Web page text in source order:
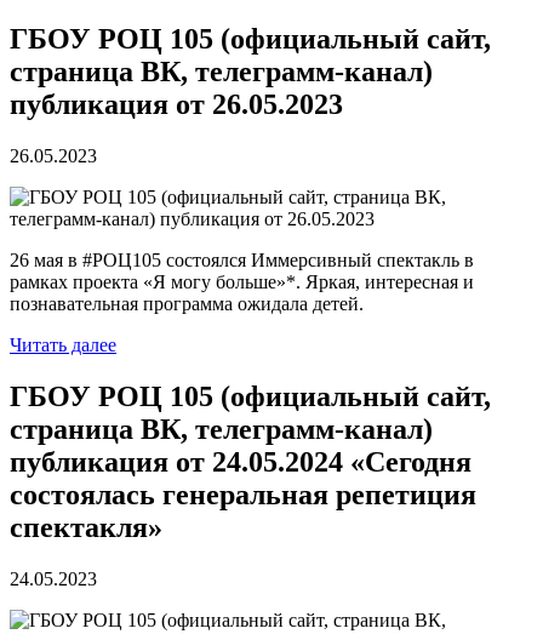
ГБОУ РОЦ 105 (официальный сайт,
страница ВК, телеграмм-канал)
публикация от 26.05.2023
26.05.2023
26 мая в #РОЦ105 состоялся Иммерсивный спектакль в
рамках проекта «Я могу больше»*. Яркая, интересная и
познавательная программа ожидала детей.
Читать далее
ГБОУ РОЦ 105 (официальный сайт,
страница ВК, телеграмм-канал)
публикация от 24.05.2024 «Сегодня
состоялась генеральная репетиция
спектакля»
24.05.2023